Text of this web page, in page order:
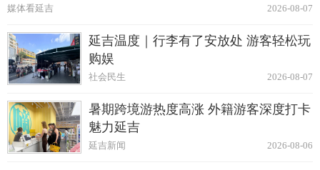
2026-08-07
媒体看延吉
延吉温度｜行李有了安放处 游客轻松玩
购娱
2026-08-07
社会民生
暑期跨境游热度高涨 外籍游客深度打卡
魅力延吉
2026-08-06
延吉新闻